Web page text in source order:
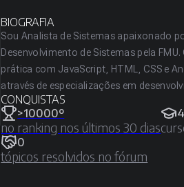
BIOGRAFIA
Sou Analista de Sistemas apaixonado
Desenvolvimento de Sistemas pela
prática com JavaScript, HTML, CSS e
através de especializações em
CONQUISTAS
>10000º
no ranking nos últimos 30 dias
0
tópicos resolvidos no fórum